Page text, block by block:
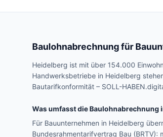
Baulohnabrechnung für
Heidelberg ist mit über 154.000
Handwerksbetriebe in Heidelberg
Bautarifkonformität – SOLL-
Was umfasst die Baulohnabrechnung
Für Bauunternehmen in Heidelberg
Bundesrahmentarifvertrag Bau